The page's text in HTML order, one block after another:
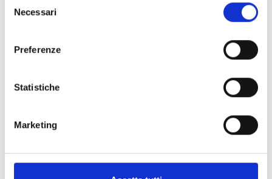
delNecessari
Preferenze
Statistiche
Marketing